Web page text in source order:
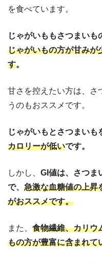
を食べています。
じゃがいももさつまいも
じゃがいもの方が甘みが
す。
甘さを控えたい方は、さ
うのもおススメです。
じゃがいもとさつまいも
カロリーが低いです。
しかし、 GI値は、さつま
で、 急激な血糖値の上昇
がおススメです。
また、 食物繊維、カリウ
もの方が豊富に含まれて